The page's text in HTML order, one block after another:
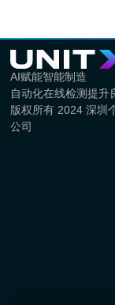
AI赋能智能制造
自动化在线检测提升
版权所有 2024 深圳
公司